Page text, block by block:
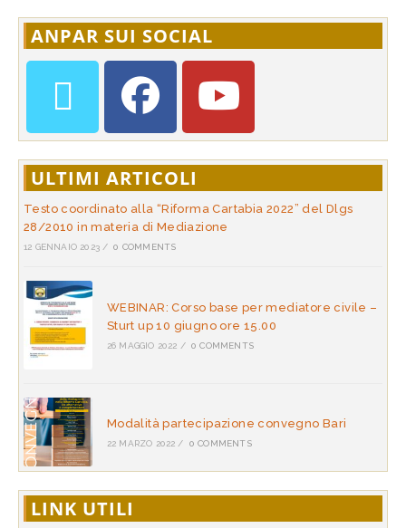
ANPAR SUI SOCIAL
ULTIMI ARTICOLI
Testo coordinato alla “Riforma Cartabia 2022” del Dlgs
28/2010 in materia di Mediazione
12 GENNAIO 2023 / 0 COMMENTS
WEBINAR: Corso base per mediatore civile –
Sturt up 10 giugno ore 15.00
26 MAGGIO 2022 / 0 COMMENTS
Modalità partecipazione convegno Bari
22 MARZO 2022 / 0 COMMENTS
LINK UTILI